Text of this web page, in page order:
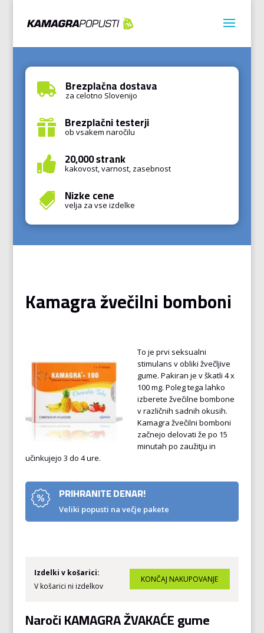
 Brezplačna dostava
za celotno Slovenijo
 Brezplačni testerji
ob vsakem naročilu
 20,000 strank
kakovost, varnost, zasebnost
 Nizke cene
velja za vse izdelke
Kamagra žvečilni bomboni
To je prvi seksualni
stimulans v obliki žvečljive
gume. Pakiran je v škatli 4 x
100 mg. Poleg tega lahko
izberete žvečilne bombone
v različnih sadnih okusih.
Kamagra žvečilni bomboni
začnejo delovati že po 15
minutah po zaužitju in
učinkujejo 3 do 4 ure.
PRIHRANITE DENAR!
Veliki popusti na večje pakete
Izdelki v košarici:
V košarici ni izdelkov
Naroči KAMAGRA ŽVAKAĆE gume